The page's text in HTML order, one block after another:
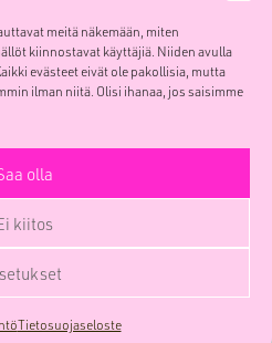
meitä näkemään, miten
kiinnostavat käyttäjiä. Niiden avulla
evästeet eivät ole pakollisia, mutta
ilman niitä. Olisi ihanaa, jos saisimme
olla
kiitos
Tietosuojaseloste
Oy